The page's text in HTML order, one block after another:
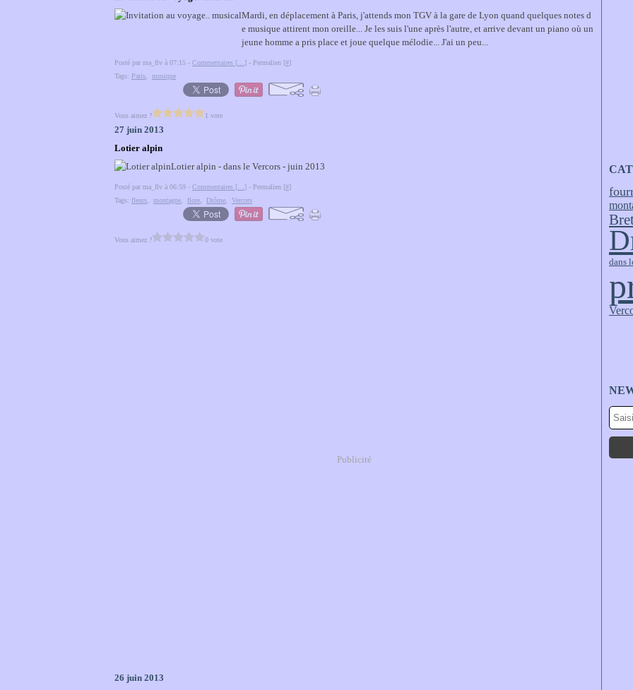
Mardi, en déplacement à Paris, j'attends mon TGV à la gare de Lyon quand quelques notes d
e musique attirent mon oreille... Je les suis l'une après l'autre, et arrive devant un piano où un
jeune homme a pris place et joue quelque mélodie... J'ai un peu...
Posté par ma_flv à 07:15 - Commentaires [ ] - Permalien [#]
Tags: Paris musique
Vous aimez ? 1 vote
27 juin 2013
Lotier alpin
Lotier alpin - dans le Vercors - juin 2013
Posté par ma_flv à 06:59 - Commentaires [ ] - Permalien [#]
Tags: fleurs montagne flore Drôme Vercors
Vous aimez ? 0 vote
Publicité
26 juin 2013
dans